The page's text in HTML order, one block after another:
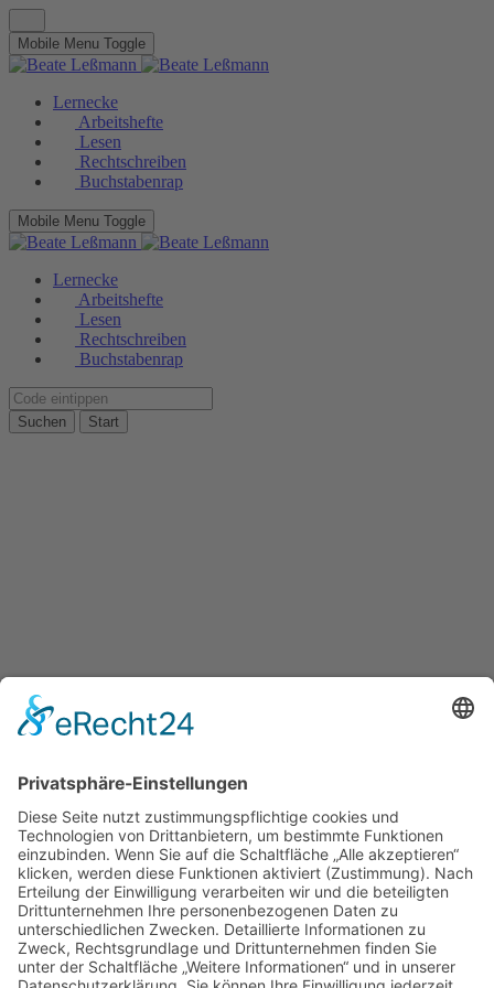
Mobile Menu Toggle
Lernecke
Arbeitshefte
Lesen
Rechtschreiben
Buchstabenrap
Mobile Menu Toggle
Lernecke
Arbeitshefte
Lesen
Rechtschreiben
Buchstabenrap
Suchen Start
Startseite Beate Leßmann
Datenschutz
Impressum
© Beate Leßmann 2026